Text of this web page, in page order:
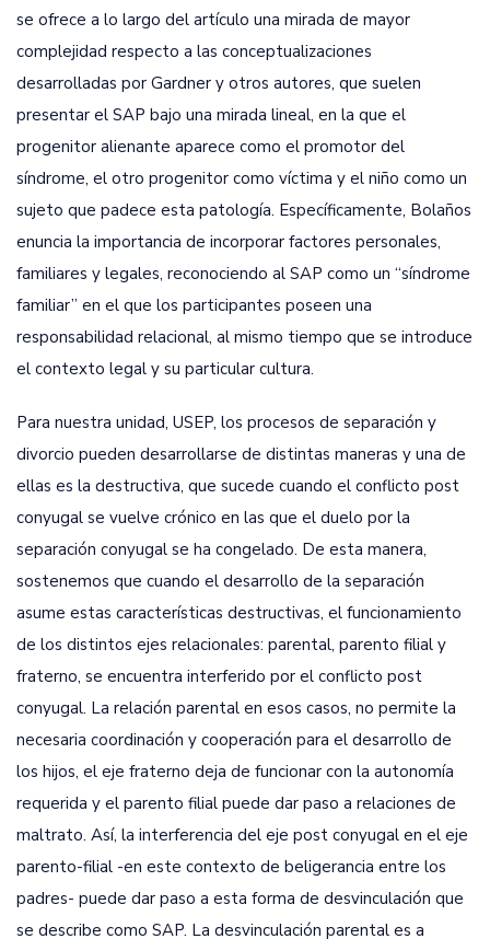
se ofrece a lo largo del artículo una mirada de mayor
complejidad respecto a las conceptualizaciones
desarrolladas por Gardner y otros autores, que suelen
presentar el SAP bajo una mirada lineal, en la que el
progenitor alienante aparece como el promotor del
síndrome, el otro progenitor como víctima y el niño como un
sujeto que padece esta patología. Específicamente, Bolaños
enuncia la importancia de incorporar factores personales,
familiares y legales, reconociendo al SAP como un “síndrome
familiar” en el que los participantes poseen una
responsabilidad relacional, al mismo tiempo que se introduce
el contexto legal y su particular cultura.
Para nuestra unidad, USEP, los procesos de separación y
divorcio pueden desarrollarse de distintas maneras y una de
ellas es la destructiva, que sucede cuando el conflicto post
conyugal se vuelve crónico en las que el duelo por la
separación conyugal se ha congelado. De esta manera,
sostenemos que cuando el desarrollo de la separación
asume estas características destructivas, el funcionamiento
de los distintos ejes relacionales: parental, parento filial y
fraterno, se encuentra interferido por el conflicto post
conyugal. La relación parental en esos casos, no permite la
necesaria coordinación y cooperación para el desarrollo de
los hijos, el eje fraterno deja de funcionar con la autonomía
requerida y el parento filial puede dar paso a relaciones de
maltrato. Así, la interferencia del eje post conyugal en el eje
parento-filial -en este contexto de beligerancia entre los
padres- puede dar paso a esta forma de desvinculación que
se describe como SAP. La desvinculación parental es a